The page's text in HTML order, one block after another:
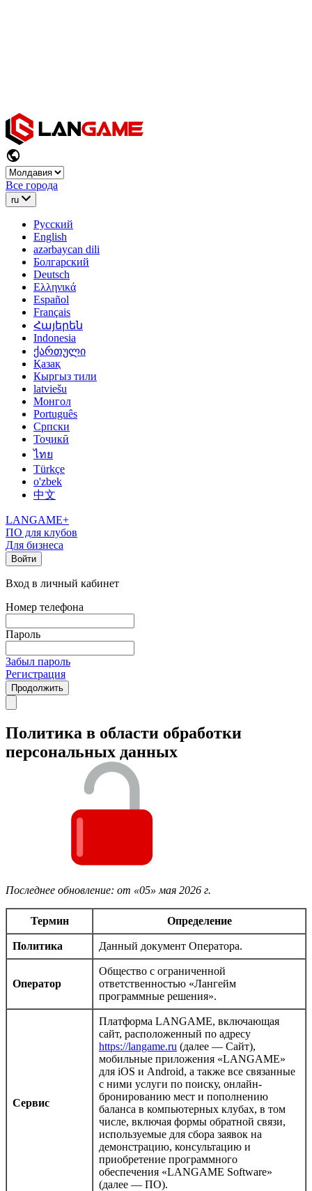
Все города
ru
Русский
English
azərbaycan dili
Болгарский
Deutsch
Ελληνικά
Español
Français
Հայերեն
Indonesia
ქართული
Қазақ
Кыргыз тили
latviešu
Монгол
Português
Српски
Тоҷикӣ
ไทย
Türkçe
o'zbek
中文
LANGAME+
ПО для клубов
Для бизнеса
Войти
Вход в личный кабинет
Номер телефона
Пароль
Забыл пароль
Регистрация
Продолжить
Политика в области обработки
персональных данных
Последнее обновление: от «05» мая 2026 г.
Термин Определение
Политика Данный документ Оператора.
Оператор
Общество с ограниченной
ответственностью «Лангейм
программные решения».
Сервис
Платформа LANGAME, включающая
сайт, расположенный по адресу
https://langame.ru (далее — Сайт),
мобильные приложения «LANGAME»
для iOS и Android, а также все связанные
с ними услуги по поиску, онлайн-
бронированию мест и пополнению
баланса в компьютерных клубах, в том
числе, включая формы обратной связи,
используемые для сбора заявок на
демонстрацию, консультацию и
приобретение программного
обеспечения «LANGAME Software»
(далее — ПО).